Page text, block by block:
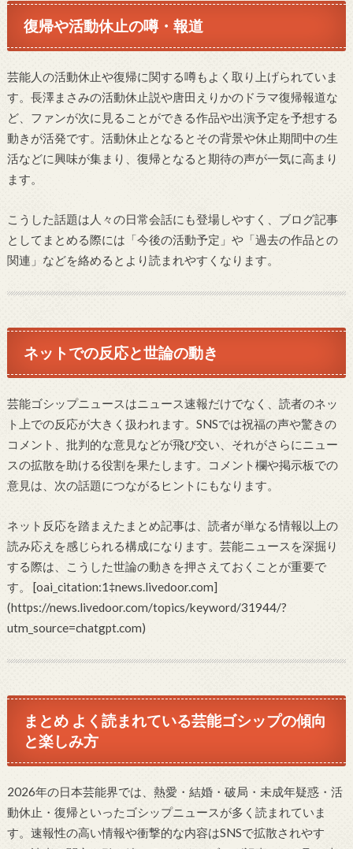
復帰や活動休止の噂・報道
芸能人の活動休止や復帰に関する噂もよく取り上げられていま
す。長澤まさみの活動休止説や唐田えりかのドラマ復帰報道な
ど、ファンが次に見ることができる作品や出演予定を予想する
動きが活発です。活動休止となるとその背景や休止期間中の生
活などに興味が集まり、復帰となると期待の声が一気に高まり
ます。
こうした話題は人々の日常会話にも登場しやすく、ブログ記事
としてまとめる際には「今後の活動予定」や「過去の作品との
関連」などを絡めるとより読まれやすくなります。
ネットでの反応と世論の動き
芸能ゴシップニュースはニュース速報だけでなく、読者のネッ
ト上での反応が大きく扱われます。SNSでは祝福の声や驚きの
コメント、批判的な意見などが飛び交い、それがさらにニュー
スの拡散を助ける役割を果たします。コメント欄や掲示板での
意見は、次の話題につながるヒントにもなります。
ネット反応を踏まえたまとめ記事は、読者が単なる情報以上の
読み応えを感じられる構成になります。芸能ニュースを深掘り
する際は、こうした世論の動きを押さえておくことが重要で
す。 [oai_citation:1‡news.livedoor.com]
(https://news.livedoor.com/topics/keyword/31944/?
utm_source=chatgpt.com)
まとめ よく読まれている芸能ゴシップの傾向
と楽しみ方
2026年の日本芸能界では、熱愛・結婚・破局・未成年疑惑・活
動休止・復帰といったゴシップニュースが多く読まれていま
す。速報性の高い情報や衝撃的な内容はSNSで拡散されやす